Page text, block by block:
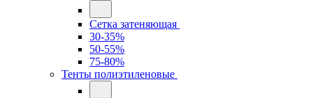
Сетка затеняющая
30-35%
50-55%
75-80%
Тенты полиэтиленовые